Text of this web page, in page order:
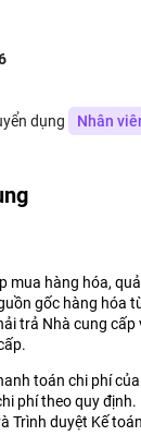
dụng
LÀM
ĐỘI NGŨ
dụng
Nhân
mua hàng hóa,
gốc hàng hóa
trả Nhà cung cấp
toán chi phí
phí theo quy
Trình duyệt Kế